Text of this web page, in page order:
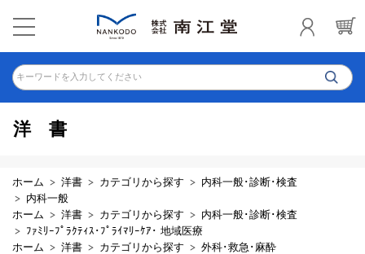
キーワードを入力してください
洋書
ホーム 洋書 カテゴリから探す
内科一般･診断･検査
内科一般
ホーム
洋書 カテゴリから探す
内科一般･診断･検査
ﾌｧﾐﾘｰﾌﾟﾗｸﾃｨｽ･ﾌﾟﾗｲﾏﾘｰｹｱ･ 地域医療
ホーム
洋書 カテゴリから探す
外科･救急･麻酔